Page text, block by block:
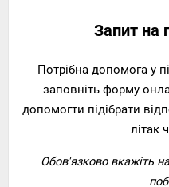
Запит на
Потрібна допомога у
заповніть форму
допомогти підібрати
літак
Обов'язково вкажіть